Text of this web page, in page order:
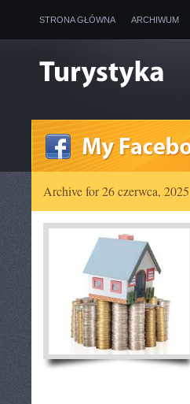
STRONA GŁÓWNA ARCHIWUM
Archive for 26 czerwca, 2025